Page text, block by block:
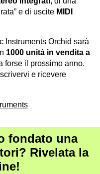
e di uscite MIDI
Instruments Orchid sarà
1000 unità in vendita a
forse il prossimo anno.
e ricevere
fondato una
Rivelata la